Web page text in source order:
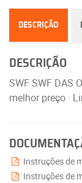
DESCRIÇÃO
DESCRIÇÃO
SWF SWF DAS
melhor preço ·
Instruções de
Instruções de